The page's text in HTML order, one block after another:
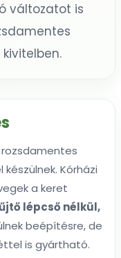
változatot is
Kórházi
a keret
lépcső nélkül,
beépítésre, de
is gyártható.